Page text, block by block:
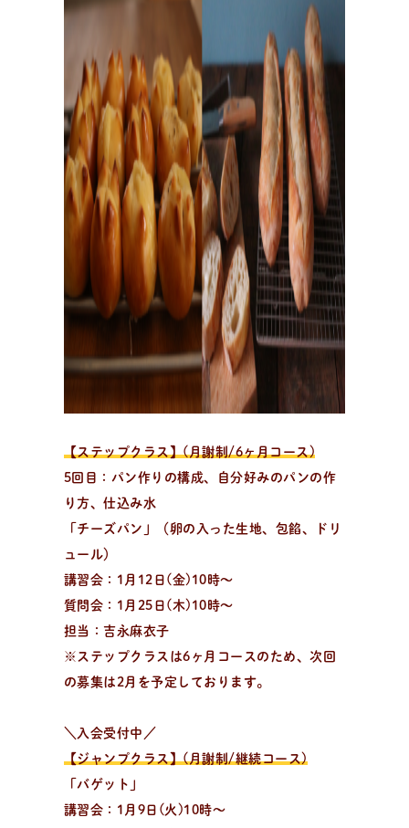
の ンと は？
活動/プロフィールについて
日々のパンの想いや出張パン教室の活動について。 代表
の吉永麻衣子と書籍の紹介。
ピ検索
パンが作りたい！
【ステップクラス】(月謝制/6ヶ月コース)
5回目：パン作りの構成、自分好みのパンの作
り方、仕込み水
「チーズパン」（卵の入った生地、包餡、ドリ
ュール）
講習会：1月12日(金)10時〜
質問会：1月25日(木)10時〜
担当：吉永麻衣子
※ステップクラスは6ヶ月コースのため、次回
の募集は2月を予定しております。
＼入会受付中／
【ジャンプクラス】(月謝制/継続コース)
「バゲット」
講習会：1月9日(火)10時〜